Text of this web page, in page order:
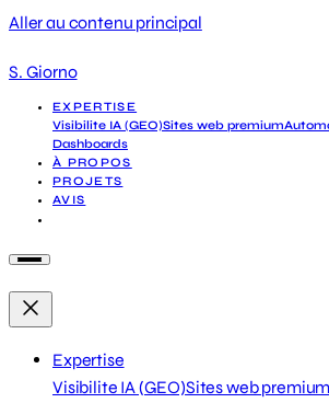
Aller au contenu principal
S. Giorno
EXPERTISE
Visibilite IA (GEO)Sites web premium
Dashboards
À PROPOS
PROJETS
AVIS
Expertise
Visibilite IA (GEO)Sites web